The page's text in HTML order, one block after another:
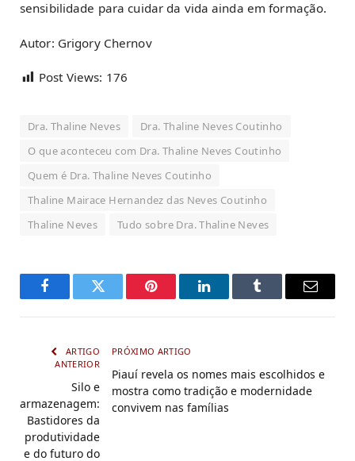
sensibilidade para cuidar da vida ainda em formação.
Autor: Grigory Chernov
Post Views: 176
Dra. Thaline Neves
Dra. Thaline Neves Coutinho
O que aconteceu com Dra. Thaline Neves Coutinho
Quem é Dra. Thaline Neves Coutinho
Thaline Mairace Hernandez das Neves Coutinho
Thaline Neves
Tudo sobre Dra. Thaline Neves
FacebookTwitter Pinterest LinkedInTumblr Email
ARTIGO
ANTERIOR
Silo e
armazenagem:
Bastidores da
produtividade
e do futuro do
PRÓXIMO ARTIGO
Piauí revela os nomes mais escolhidos e
mostra como tradição e modernidade
convivem nas famílias